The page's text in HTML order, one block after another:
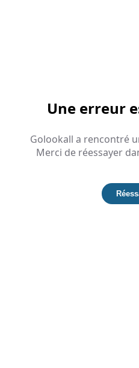
Une erreur
Golookall a rencontré
Merci de réessayer